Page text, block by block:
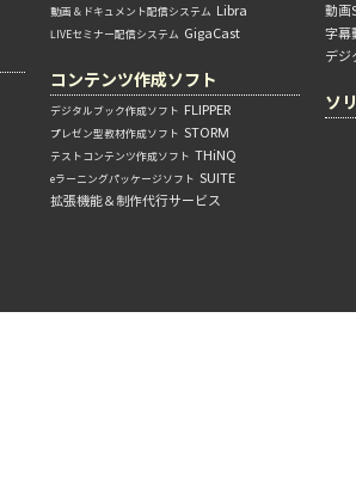
動画＆ドキュメント配信システム Libra
LIVEセミナー配信システム GigaCast
コンテンツ作成ソフト
デジタルブック作成ソフト FLIPPER
プレゼン型教材作成ソフト STORM
テストコンテンツ作成ソフト THiNQ
eラーニングパッケージソフト SUITE
拡張機能＆制作代行サービス
動画
字幕
デジ
ソ